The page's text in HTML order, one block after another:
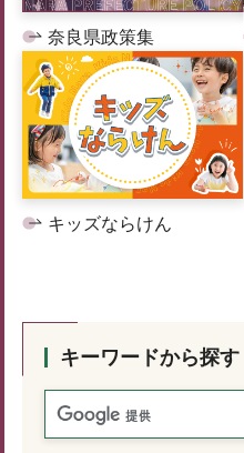
奈良県政策集
キッズならけん
キーワードから探す